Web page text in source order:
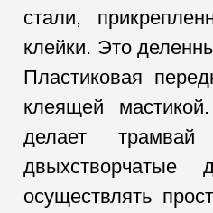
стали,
клейки. Это
Пластиковая
клеящей
делает
осуществлять